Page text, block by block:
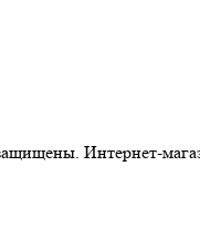
Интернет-